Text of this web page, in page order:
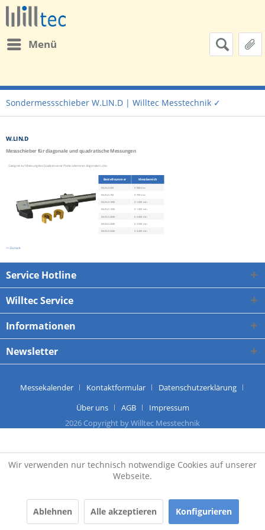
Menü
Sondermessschieber W.LIN.D | Willtec Messtechnik ✓
W.LIN.D
Messschieber für diagonale und quadratische Messungen
Geeignet zur Messung des Quadrats einer Platte oder einer diagonalen Linie.
Bestellnummer Messbereich
W.LIN.D.500 0-500 mm
W.LIN.D.750 0-750 mm
W.LIN.D.1000 0-1.000 mm
W.LIN.D.1500 0-1.500 mm
W.LIN.D.2000 0-2.000 mm
W.LIN.D.2500 0-2.500 mm
W.LIN.D.3200 0-3.200 mm
<< Zurück
Service Hotline
Willtec Service
Informationen
Newsletter
Messekalender Kontaktformular
Datenschutzerklärung
Über uns
AGB
Impressum
2026 Copyright by Willtec Messtechnik
Wir verwenden nur technisch notwendige Cookies auf unserer
Webseite.
Ablehnen Alle akzeptieren Konfigurieren